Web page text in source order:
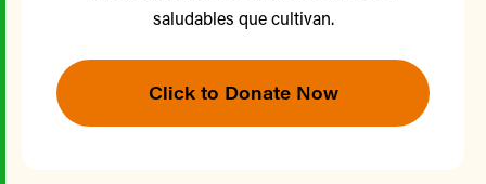
saludables que cultivan.
Click to Donate Now